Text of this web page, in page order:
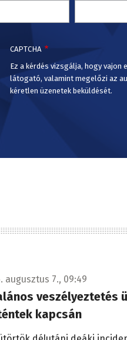
CAPTCHA
Ez a kérdés vizsgálja, hogy vajon
látogató, valamint megelőzi az
kéretlen üzenetek beküldését.
augusztus 7., 09:49
veszélyeztetés
kapcsán